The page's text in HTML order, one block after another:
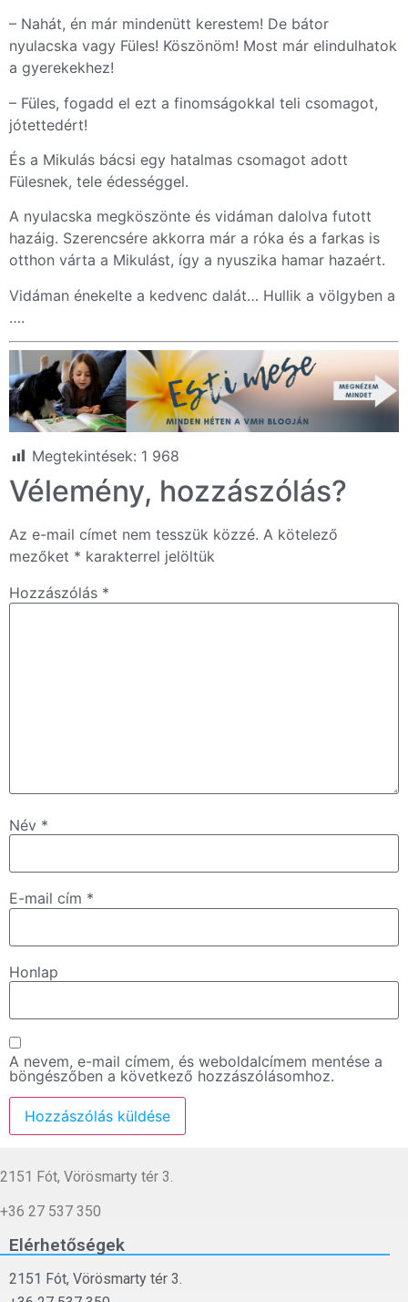
– Nahát, én már mindenütt kerestem! De bátor
nyulacska vagy Füles! Köszönöm! Most már elindulhatok
a gyerekekhez!
– Füles, fogadd el ezt a finomságokkal teli csomagot,
jótettedért!
És a Mikulás bácsi egy hatalmas csomagot adott
Fülesnek, tele édességgel.
A nyulacska megköszönte és vidáman dalolva futott
hazáig. Szerencsére akkorra már a róka és a farkas is
otthon várta a Mikulást, így a nyuszika hamar hazaért.
Vidáman énekelte a kedvenc dalát… Hullik a völgyben a
….
Megtekintések: 1 968
Vélemény, hozzászólás?
Az e-mail címet nem tesszük közzé. A kötelező
mezőket * karakterrel jelöltük
Hozzászólás *
Név *
E-mail cím *
Honlap
A nevem, e-mail címem, és weboldalcímem mentése a
böngészőben a következő hozzászólásomhoz.
2151 Fót, Vörösmarty tér 3.
+36 27 537 350
Elérhetőségek
2151 Fót, Vörösmarty tér 3.